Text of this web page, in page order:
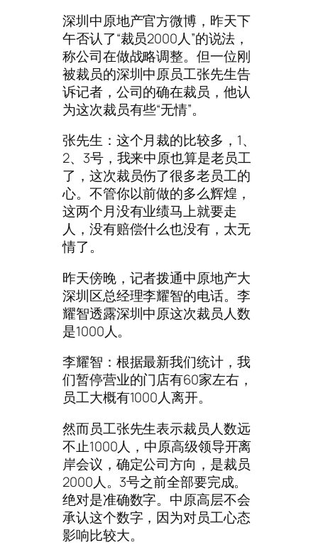
深圳中原地产官方微博，昨天下
午否认了“裁员2000人”的说法，
称公司在做战略调整。但一位刚
被裁员的深圳中原员工张先生告
诉记者，公司的确在裁员，他认
为这次裁员有些“无情”。
张先生：这个月裁的比较多，1、
2、3号，我来中原也算是老员工
了，这次裁员伤了很多老员工的
心。不管你以前做的多么辉煌，
这两个月没有业绩马上就要走
人，没有赔偿什么也没有，太无
情了。
昨天傍晚，记者拨通中原地产大
深圳区总经理李耀智的电话。李
耀智透露深圳中原这次裁员人数
是1000人。
李耀智：根据最新我们统计，我
们暂停营业的门店有60家左右，
员工大概有1000人离开。
然而员工张先生表示裁员人数远
不止1000人，中原高级领导开离
岸会议，确定公司方向，是裁员
2000人。3号之前全部要完成。
绝对是准确数字。中原高层不会
承认这个数字，因为对员工心态
影响比较大。